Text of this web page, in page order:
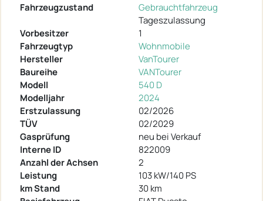
Fahrzeugzustand
Gebrauchtfahrzeug
Tageszulassung
Vorbesitzer
1
Fahrzeugtyp
Wohnmobile
Hersteller
VanTourer
Baureihe
VANTourer
Modell
540 D
Modelljahr
2024
Erstzulassung
02/2026
TÜV
02/2029
Gasprüfung
neu bei Verkauf
Interne ID
822009
Anzahl der Achsen
2
Leistung
103 kW/140 PS
km Stand
30 km